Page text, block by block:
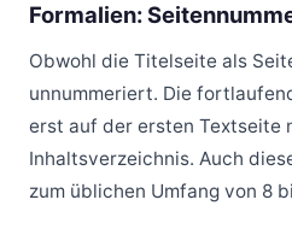
Formalien:
Obwohl die Titelseite als
unnummeriert. Die
erst auf der ersten Textseite
Inhaltsverzeichnis. Auch
zum üblichen Umfang von 8